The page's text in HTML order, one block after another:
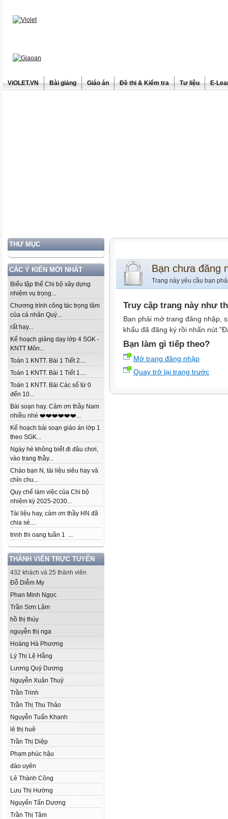
ViOLET.VN Bài giảng Giáo án Đề thi & Kiểm tra Tư liệu E-
THƯ MỤC
CÁC Ý KIẾN MỚI NHẤT
Biểu tập thể Chi bộ xây dựng
nhiệm vụ trọng...
Chương trình công tác trọng tâm
của cá nhân Quý...
rất hay...
Kế hoạch giảng dạy lớp 4 SGK -
KNTT Môn...
Toán 1 KNTT. Bài 1 Tiết 2....
Toán 1 KNTT. Bài 1 Tiết 1....
Toán 1 KNTT. Bài Các số từ 0
đến 10...
Bài soạn hay. Cảm ơn thầy Nam
nhiều nhé ❤️❤️❤️❤️❤️❤️...
Kế hoạch bài soạn giáo án lớp 1
theo SGK...
Ngày hè không biết đi đâu chơi,
vào trang thầy...
Chào bạn N, tài liệu siêu hay và
chỉn chu...
Quy chế làm việc của Chi bộ
nhiệm kỳ 2025-2030...
Tài liệu hay, cảm ơn thầy HN đã
chia sẻ....
trinh thi oang tuần 1 ...
THÀNH VIÊN TRỰC TUYẾN
432 khách và 25 thành viên
Đỗ Diễm My
Phan Minh Ngọc
Trần Sơn Lâm
hồ thị thúy
nguyễn thị nga
Hoàng Hà Phương
Lý Thị Lệ Hằng
Lương Quý Dương
Nguyễn Xuân Thuỷ
Trần Trinh
Trần Thị Thu Thảo
Nguyễn Tuấn Khanh
lê thị huê
Trần Thị Diệp
Phạm phúc hậu
đào uyên
Lê Thành Công
Lưu Thị Hường
Nguyển Tấn Dương
Trần Thị Tâm
Bạn chưa đăng
Trang này yêu cầu bạn
Truy cập trang này như
Bạn phải mở trang đăng nhập,
khẩu đã đăng ký rồi nhấn nút
Bạn làm gì tiếp theo?
Mở trang đăng nhập
Quay trở lại trang trước